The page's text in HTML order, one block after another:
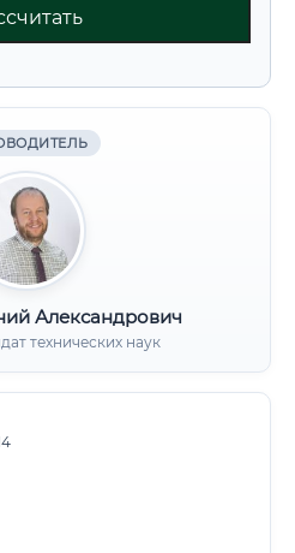
Александрович
технических наук